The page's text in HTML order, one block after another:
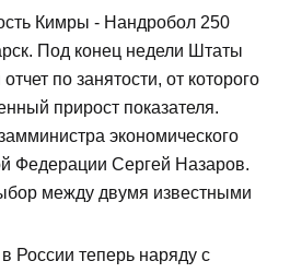
Кимры - Нандробол 250
Под конец недели Штаты
по занятости, от которого
прирост показателя.
экономического
Федерации Сергей Назаров.
между двумя известными
России теперь наряду с